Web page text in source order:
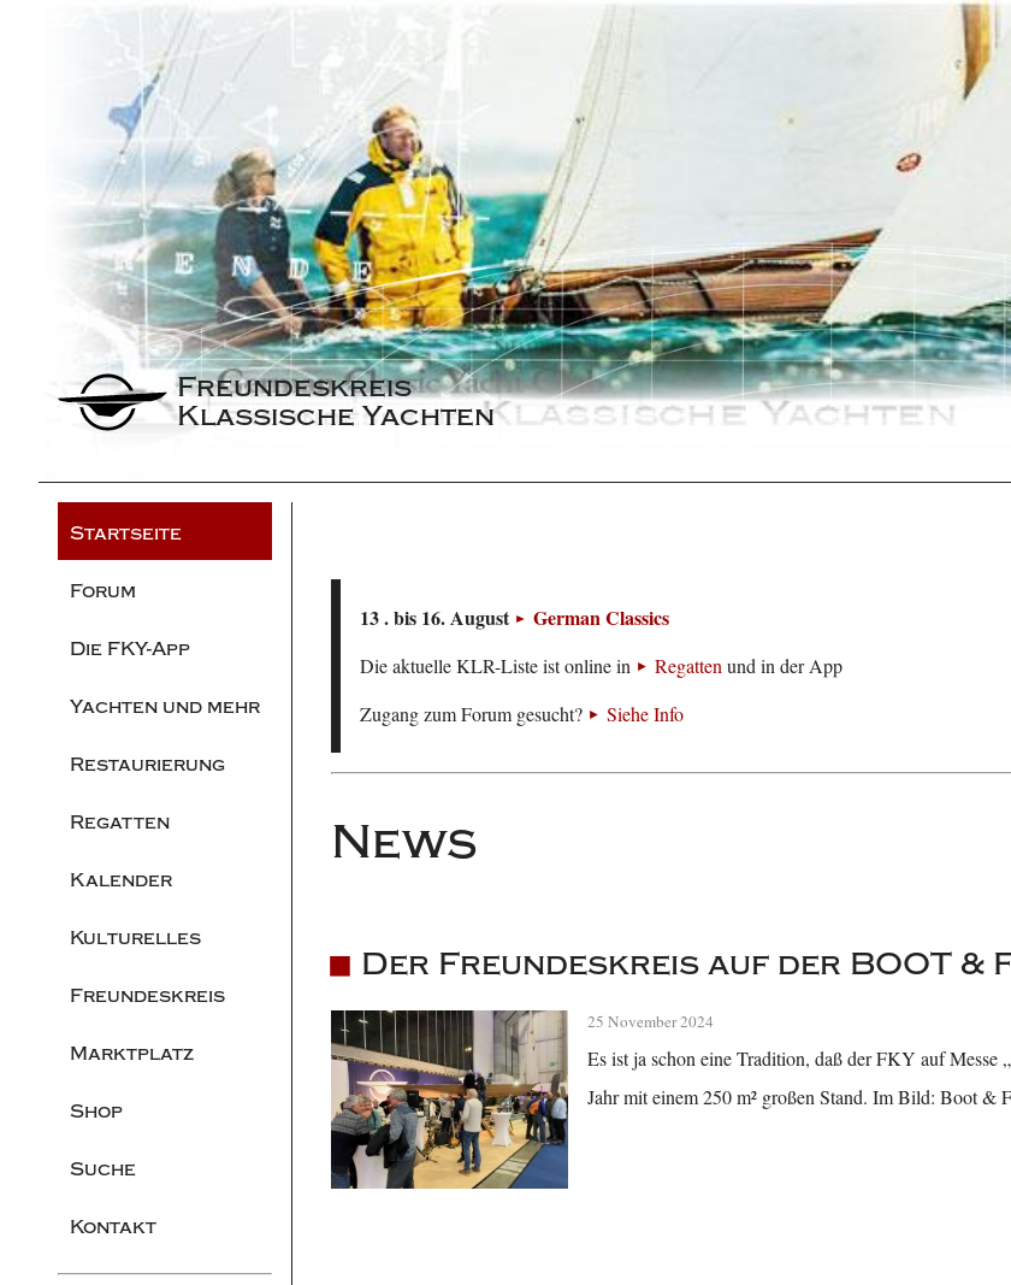
Freundeskreis
Klassische Yachten
Startseite
Forum
Die FKY-App
Yachten und mehr
Restaurierung
Regatten
Kalender
Kulturelles
Freundeskreis
Marktplatz
Shop
Suche
Kontakt
13 . bis 16. August German Classics
Die aktuelle KLR-Liste ist online in Regattenund in der App
Zugang zum Forum gesucht?
Siehe Info
News
Der Freundeskreis auf der BOOT &
25 November 2024
Es ist ja schon eine Tradition, daß der FKY auf Messe
Jahr mit einem 250 m² großen Stand. Im Bild: Boot &